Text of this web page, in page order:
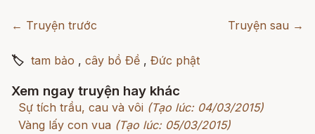
← Truyện trước Truyện sau →
🏷 tam bảo , cây bồ Ðề , Đức phật
Xem ngay truyện hay khác
Sự tích trầu, cau và vôi (Tạo lúc: 04/03/2015)
Vàng lấy con vua (Tạo lúc: 05/03/2015)